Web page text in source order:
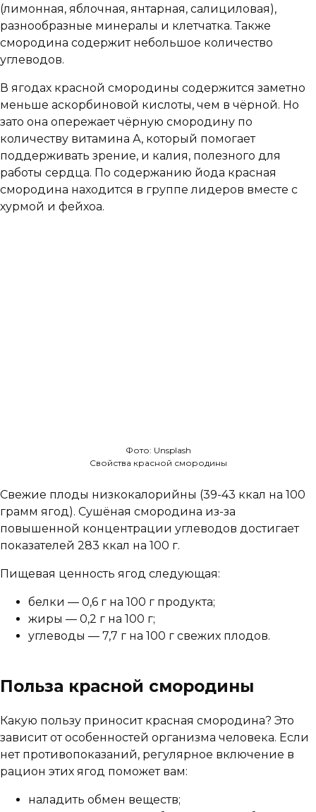
(лимонная, яблочная, янтарная, салициловая),
разнообразные минералы и клетчатка. Также
смородина содержит небольшое количество
углеводов.
В ягодах красной смородины содержится заметно
меньше аскорбиновой кислоты, чем в чёрной. Но
зато она опережает чёрную смородину по
количеству витамина А, который помогает
поддерживать зрение, и калия, полезного для
работы сердца. По содержанию йода красная
смородина находится в группе лидеров вместе с
хурмой и фейхоа.
Фото: Unsplash
Свойства красной смородины
Свежие плоды низкокалорийны (39-43 ккал на 100
грамм ягод). Сушёная смородина из-за
повышенной концентрации углеводов достигает
показателей 283 ккал на 100 г.
Пищевая ценность ягод следующая:
белки — 0,6 г на 100 г продукта;
жиры — 0,2 г на 100 г;
углеводы — 7,7 г на 100 г свежих плодов.
Польза красной смородины
Какую пользу приносит красная смородина? Это
зависит от особенностей организма человека. Если
нет противопоказаний, регулярное включение в
рацион этих ягод поможет вам:
наладить обмен веществ;